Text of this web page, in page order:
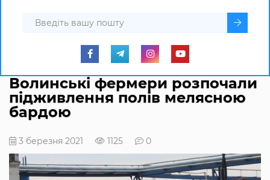
Волинські фермери розпочали
підживлення полів мелясною
бардою
3 березня 2021 1125 0